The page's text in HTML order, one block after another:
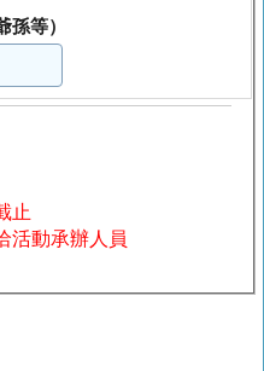
等）
止
活動承辦人員